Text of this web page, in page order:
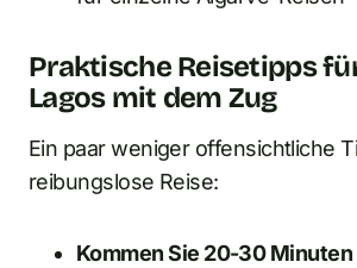
Praktische Reisetipps
Lagos mit dem Zug
Ein paar weniger offensichtliche
reibungslose Reise:
Kommen Sie 20-30 Minuten